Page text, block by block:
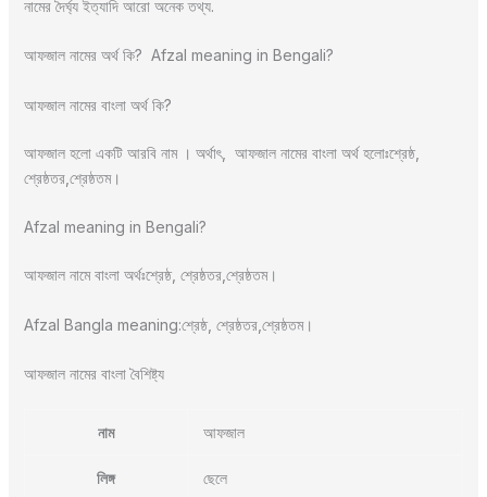
নামের দৈর্ঘ্য ইত্যাদি আরো অনেক তথ্য.
আফজাল নামের অর্থ কি? Afzal meaning in Bengali?
আফজাল নামের বাংলা অর্থ কি?
আফজাল হলো একটি আরবি নাম । অর্থাৎ, আফজাল নামের বাংলা অর্থ হলোঃশ্রেষ্ঠ,
শ্রেষ্ঠতর,শ্রেষ্ঠতম।
Afzal meaning in Bengali?
আফজাল নামে বাংলা অর্থঃশ্রেষ্ঠ, শ্রেষ্ঠতর,শ্রেষ্ঠতম।
Afzal Bangla meaning:শ্রেষ্ঠ, শ্রেষ্ঠতর,শ্রেষ্ঠতম।
আফজাল নামের বাংলা বৈশিষ্ট্য
নাম আফজাল
লিঙ্গ ছেলে